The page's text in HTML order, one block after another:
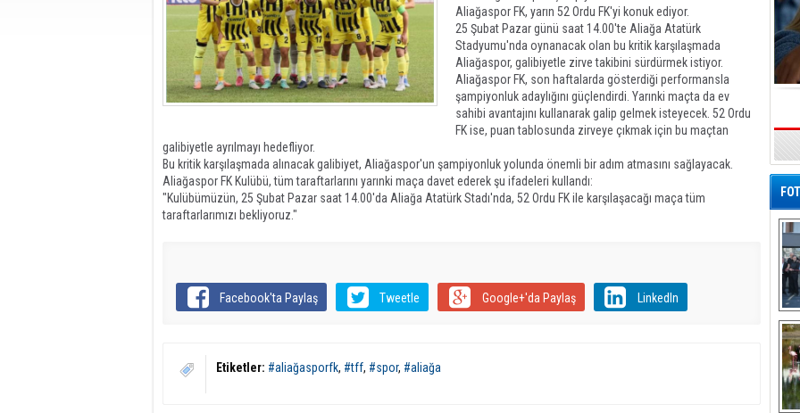
Aliağaspor FK, yarın 52 Ordu FK'yi konuk ediyor.
25 Şubat Pazar günü saat 14.00'te Aliağa Atatürk
Stadyumu'nda oynanacak olan bu kritik karşılaşmada
Aliağaspor, galibiyetle zirve takibini sürdürmek istiyor.
Aliağaspor FK, son haftalarda gösterdiği performansla
şampiyonluk adaylığını güçlendirdi. Yarınki maçta da ev
sahibi avantajını kullanarak galip gelmek isteyecek. 52 Ordu
FK ise, puan tablosunda zirveye çıkmak için bu maçtan
galibiyetle ayrılmayı hedefliyor.
Bu kritik karşılaşmada alınacak galibiyet, Aliağaspor'un şampiyonluk yolunda önemli bir adım atmasını sağlayacak.
Aliağaspor FK Kulübü, tüm taraftarlarını yarınki maça davet ederek şu ifadeleri kullandı:
"Kulübümüzün, 25 Şubat Pazar saat 14.00'da Aliağa Atatürk Stadı'nda, 52 Ordu FK ile karşılaşacağı maça tüm
taraftarlarımızı bekliyoruz."
Facebook'ta Paylaş Tweetle Google+'da Paylaş LinkedIn
Etiketler: #aliağasporfk, #tff, #spor, #aliağa